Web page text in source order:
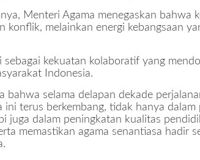
Menteri Agama menegaskan bahwa
konflik, melainkan energi kebangsaan
sebagai kekuatan kolaboratif yang
Indonesia.
bahwa selama delapan dekade
ini terus berkembang, tidak hanya
juga dalam peningkatan kualitas
memastikan agama senantiasa hadir